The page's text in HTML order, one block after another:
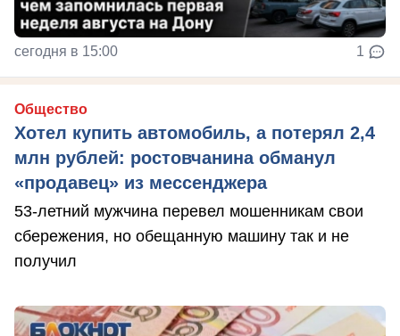
сегодня в 15:00 1
Общество
Хотел купить автомобиль, а потерял 2,4
млн рублей: ростовчанина обманул
«продавец» из мессенджера
53-летний мужчина перевел мошенникам свои
сбережения, но обещанную машину так и не
получил